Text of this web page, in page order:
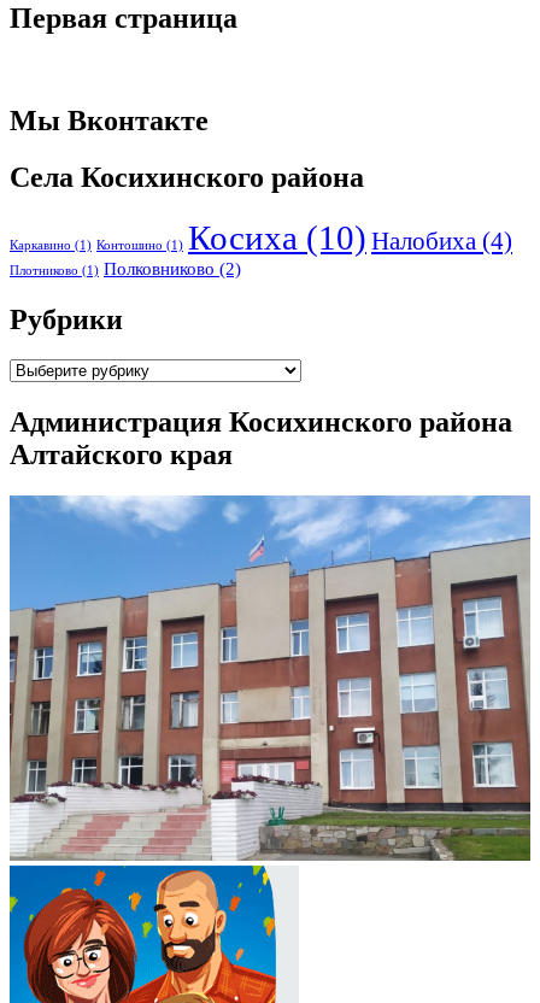
Первая страница
Мы Вконтакте
Села Косихинского района
Каркавино (1) Контошино (1) Косиха (10) Налобиха (4)
Плотниково (1) Полковниково (2)
Рубрики
Рубрики
Администрация Косихинского района
Алтайского края